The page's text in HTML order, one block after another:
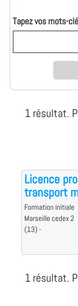
Tapez vos mots-
1 résultat.
Licence
transport
Formation initiale
Marseille cedex 2
(13) -
1 résultat.